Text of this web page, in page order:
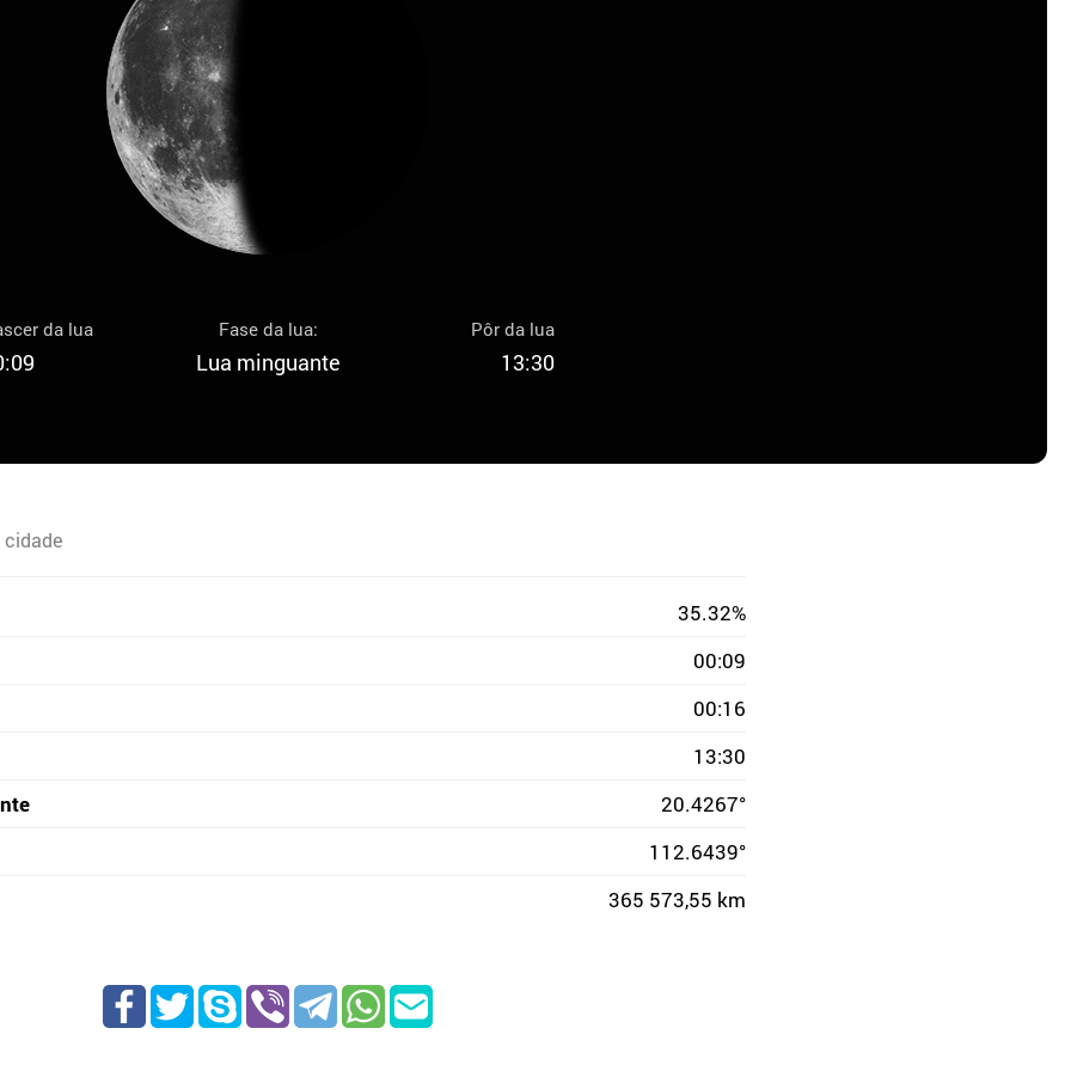
da lua Fase da lua:
Lua minguante
Pôr da lua
13:30
cidade
35.32%
00:09
00:16
13:30
20.4267°
112.6439°
365 573,55 km